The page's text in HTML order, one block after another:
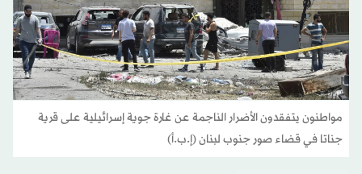
مواطنون يتفقدون الأضرار الناجمة عن غارة جوية إسرائيلية على قرية
جناتا في قضاء صور جنوب لبنان (إ.ب.أ)